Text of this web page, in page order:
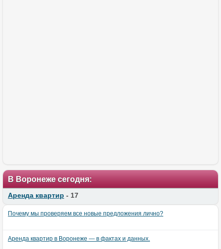
В Воронеже сегодня:
Аренда квартир - 17
Почему мы проверяем все новые предложения лично?
Аренда квартир в Воронеже — в фактах и данных.